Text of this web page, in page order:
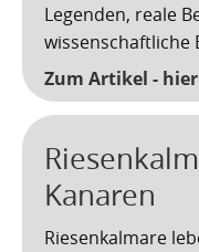
Legenden, reale
wissenschaftliche
Zum Artikel -
Kanaren
Riesenkalmare